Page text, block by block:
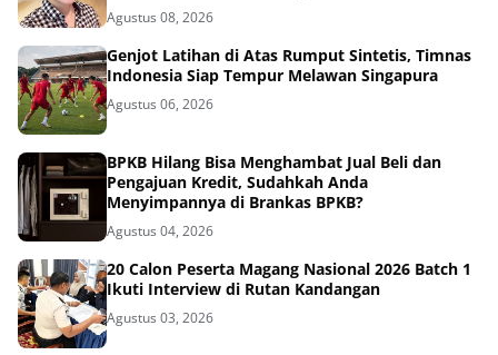
Agustus 08, 2026
Genjot Latihan di Atas Rumput Sintetis, Timnas
Indonesia Siap Tempur Melawan Singapura
Agustus 06, 2026
BPKB Hilang Bisa Menghambat Jual Beli dan
Pengajuan Kredit, Sudahkah Anda
Menyimpannya di Brankas BPKB?
Agustus 04, 2026
20 Calon Peserta Magang Nasional 2026 Batch 1
Ikuti Interview di Rutan Kandangan
Agustus 03, 2026